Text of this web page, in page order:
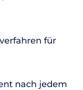
für
nach jedem